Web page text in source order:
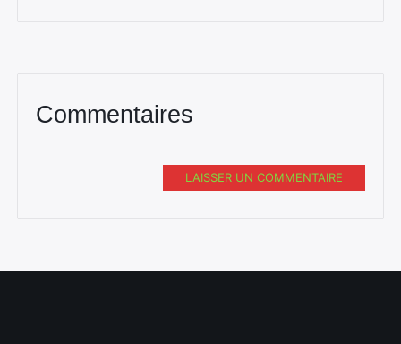
Commentaires
LAISSER UN COMMENTAIRE